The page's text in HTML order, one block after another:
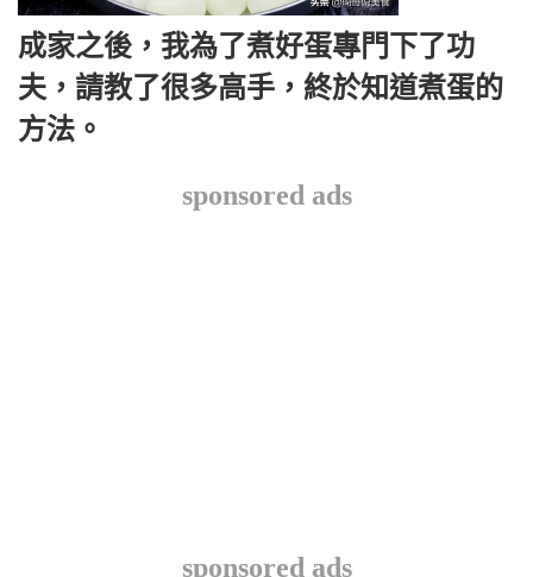
成家之後，我為了煮好蛋專門下了功
夫，請教了很多高手，終於知道煮蛋的
方法。
sponsored ads
sponsored ads